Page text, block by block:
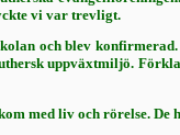
vi var trevligt.
och blev
uppväxt­miljö.
med liv och rörelse.